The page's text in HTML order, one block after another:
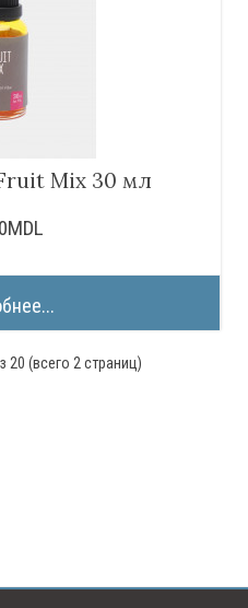
Mix 30 мл
20 (всего 2 страниц)